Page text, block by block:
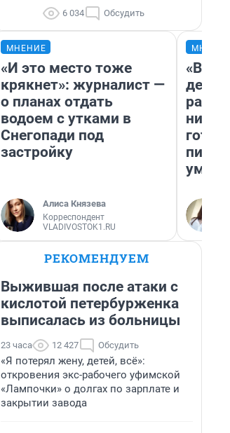
6 034 Обсудить
МНЕНИЕ
«И это место тоже
крякнет»: журналист —
о планах отдать
водоем с утками в
Снегопади под
застройку
Алиса Князева
Корреспондент
VLADIVOSTOK1.RU
РЕКОМЕНДУЕМ
Выжившая после атаки с
кислотой петербурженка
выписалась из больницы
23 часа 12 427 Обсудить
«Я потерял жену, детей, всё»:
откровения экс-рабочего уфимской
«Лампочки» о долгах по зарплате и
закрытии завода